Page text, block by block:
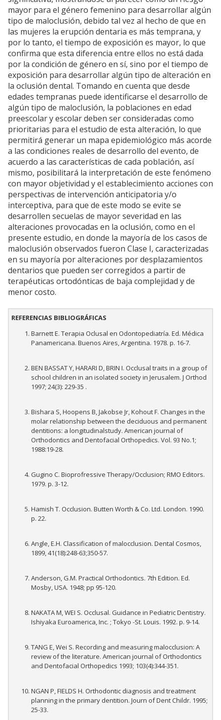
mayor para el género femenino para desarrollar algún
tipo de maloclusión, debido tal vez al hecho de que en
las mujeres la erupción dentaria es más temprana, y
por lo tanto, el tiempo de exposición es mayor, lo que
confirma que esta diferencia entre ellos no está dada
por la condición de género en sí, sino por el tiempo de
exposición para desarrollar algún tipo de alteración en
la oclusión dental. Tomando en cuenta que desde
edades tempranas puede identificarse el desarrollo de
algún tipo de maloclusión, la poblaciones en edad
preescolar y escolar deben ser consideradas como
prioritarias para el estudio de esta alteración, lo que
permitirá generar un mapa epidemiológico más acorde
a las condiciones reales de desarrollo del evento, de
acuerdo a las características de cada población, así
mismo, posibilitará la interpretación de este fenómeno
con mayor objetividad y el establecimiento acciones con
perspectivas de intervención anticipatoria y/o
interceptiva, para que de este modo se evite se
desarrollen secuelas de mayor severidad en las
alteraciones provocadas en la oclusión, como en el
presente estudio, en donde la mayoría de los casos de
maloclusión observados fueron Clase I, caracterizadas
en su mayoría por alteraciones por desplazamientos
dentarios que pueden ser corregidos a partir de
terapéuticas ortodónticas de baja complejidad y de
menor costo.
REFERENCIAS BIBLIOGRÁFICAS
Barnett E. Terapia Oclusal en Odontopediatría. Ed. Médica
Panamericana. Buenos Aires, Argentina. 1978. p. 16-7.
BEN BASSAT Y, HARARI D, BRIN I. Occlusal traits in a group of
school children in an isolated society in Jerusalem. J Orthod
1997; 24(3): 229-35 .
Bishara S, Hoopens B, Jakobse Jr, Kohout F. Changes in the
molar relationship between the deciduous and permanent
dentitions: a longitudinalstudy. American journal of
Orthodontics and Dentofacial Orthopedics. Vol. 93 No.1;
1988:19-28.
Gugino C. Bioprofressive Therapy/Occlusion; RMO Editors.
1979. p. 3-12.
Hamish T. Occlusion. Butten Worth & Co. Ltd. London. 1990.
p. 22.
Angle, E.H. Classification of malocclusion. Dental Cosmos,
1899, 41(18):248-63;350-57.
Anderson, G.M. Practical Orthodontics. 7th Edition. Ed.
Mosby, USA. 1948; pp 95-120.
NAKATA M, WEI S. Occlusal. Guidance in Pediatric Dentistry.
Ishiyaka Euroamerica, Inc. ; Tokyo -St. Louis. 1992. p. 9-14.
TANG E, Wei S. Recording and measuring malocclusion: A
review of the literature. American journal of Orthodontics
and Dentofacial Orthopedics 1993; 103(4):344-351.
NGAN P, FIELDS H. Orthodontic diagnosis and treatment
planning in the primary dentition. Journ of Dent Childr. 1995;
25-33.